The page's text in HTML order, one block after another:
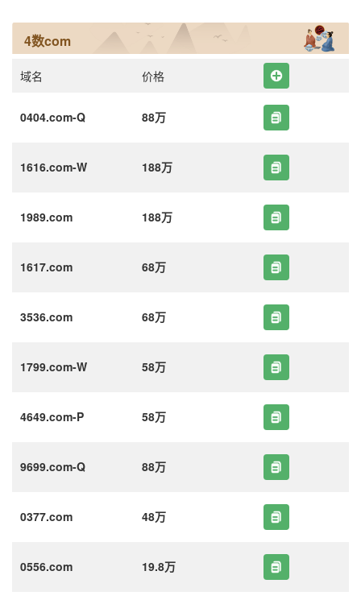
4数com
域名 价格
0404.com-Q 88万
1616.com-W 188万
1989.com 188万
1617.com 68万
3536.com 68万
1799.com-W 58万
4649.com-P 58万
9699.com-Q 88万
0377.com 48万
0556.com 19.8万